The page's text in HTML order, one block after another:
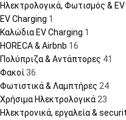
Ηλεκτρολογικά, Φωτισμός &
EV Charging 1
Καλώδια EV Charging 1
HORECA & Airbnb 16
Πολύπριζα & Αντάπτορες 41
Φακοί 36
Φωτιστικά & Λαμπτήρες 24
Χρήσιμα Ηλεκτρολογικά23
Ηλεκτρονικά, εργαλεία &